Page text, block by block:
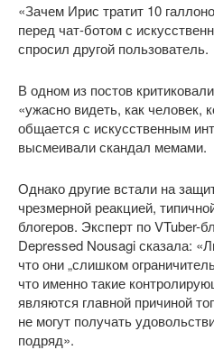
«Зачем Ирис тратит 10
перед чат-ботом с
спросил другой пользователь.
В одном из постов
«ужасно видеть, как человек,
общается с искусственным
высмеивали скандал мемами.
Однако другие встали на
чрезмерной реакцией,
блогеров. Эксперт по VTuber-
Depressed Nousagi сказала:
что они „слишком
что именно такие
являются главной причиной
не могут получать
подряд».